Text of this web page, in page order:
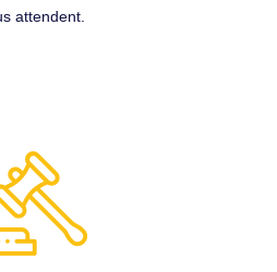
attendent.